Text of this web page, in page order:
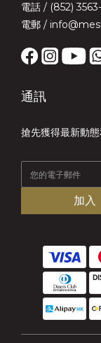
電話 / (852)
電郵 /
通訊
搶先獲得最新動態
加入